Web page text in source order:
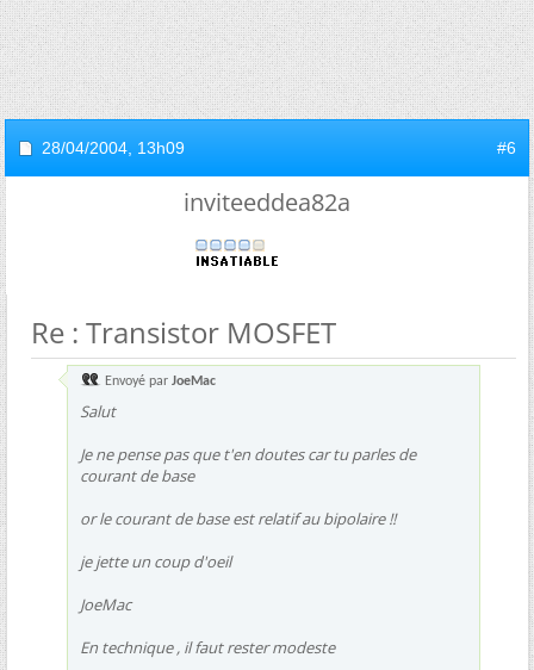
28/04/2004, 13h09 #6
inviteeddea82a
Re : Transistor MOSFET
Envoyé par JoeMac
Salut
Je ne pense pas que t'en doutes car tu parles de
courant de base
or le courant de base est relatif au bipolaire !!
je jette un coup d'oeil
JoeMac
En technique , il faut rester modeste